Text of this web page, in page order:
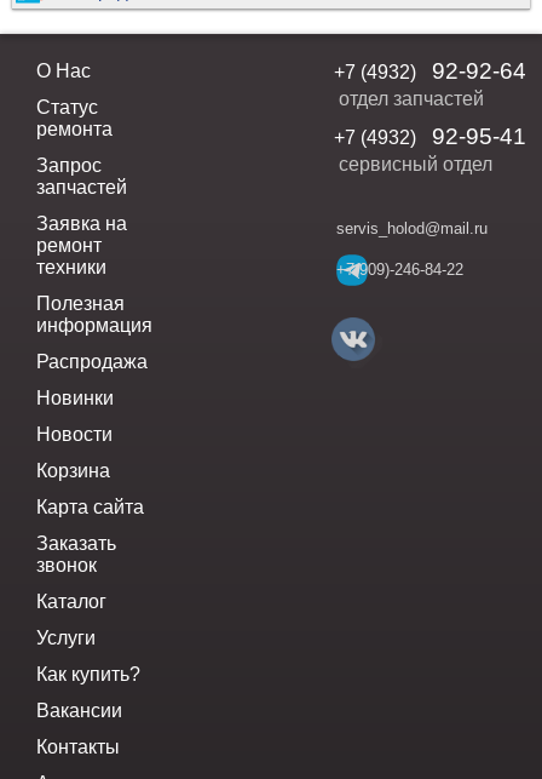
О Нас
Статус
ремонта
Запрос
запчастей
Заявка на
ремонт
техники
Полезная
информация
Распродажа
Новинки
Новости
Корзина
Карта сайта
Заказать
звонок
Каталог
Услуги
Как купить?
Вакансии
Контакты
+7 (4932) 92-92-64
отдел запчастей
+7 (4932)
92-95-41
сервисный отдел
servis_holod@mail.ru
+7(909)-246-84-22